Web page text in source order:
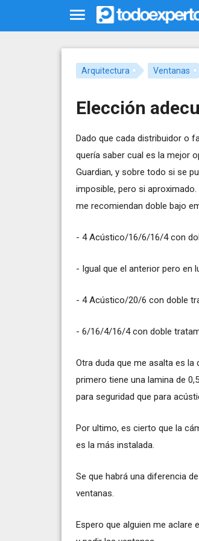
Arquitectura Ventanas
Elección
Dado que cada distribuidor o
quería saber cual es la mejor
Guardian, y sobre todo si se
imposible, pero si
me recomiendan doble bajo
- 4 Acústico/16/6/16/4 con
- Igual que el anterior pero en
- 4 Acústico/20/6 con doble
- 6/16/4/16/4 con doble
Otra duda que me asalta es la
primero tiene una lamina de
para seguridad que para
Por ultimo, es cierto que la
es la más instalada.
Se que habrá una diferencia
ventanas.
Espero que alguien me aclare